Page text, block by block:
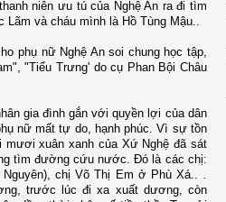
niên ưu tú của Nghệ An ra đi tìm
và cháu mình là Hồ Tùng Mậu..
phụ nữ Nghệ An soi chung học tập,
"Tiểu Trưng' do cụ Phan Bội Châu
gia đình gắn với quyền lợi của dân
nữ mất tự do, hạnh phúc. Vì sự tồn
xuân xanh của Xứ Nghệ đã sát
tìm đường cứu nước. Đó là các chị:
chị Võ Thị Em ở Phù Xá..
trước lúc đi xa xuất dương, còn